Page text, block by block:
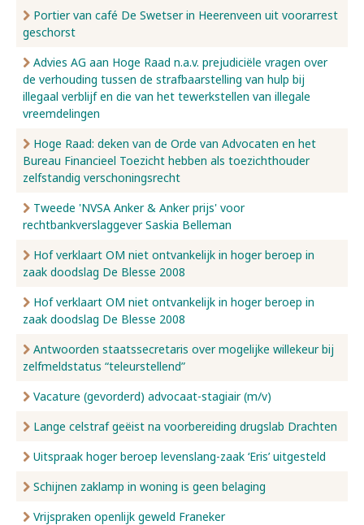
Portier van café De Swetser in Heerenveen uit voorarrest
geschorst
Advies AG aan Hoge Raad n.a.v. prejudiciële vragen over
de verhouding tussen de strafbaarstelling van hulp bij
illegaal verblijf en die van het tewerkstellen van illegale
vreemdelingen
Hoge Raad: deken van de Orde van Advocaten en het
Bureau Financieel Toezicht hebben als toezichthouder
zelfstandig verschoningsrecht
Tweede 'NVSA Anker & Anker prijs' voor
rechtbankverslaggever Saskia Belleman
Hof verklaart OM niet ontvankelijk in hoger beroep in
zaak doodslag De Blesse 2008
Hof verklaart OM niet ontvankelijk in hoger beroep in
zaak doodslag De Blesse 2008
Antwoorden staatssecretaris over mogelijke willekeur bij
zelfmeldstatus “teleurstellend”
Vacature (gevorderd) advocaat-stagiair (m/v)
Lange celstraf geëist na voorbereiding drugslab Drachten
Uitspraak hoger beroep levenslang-zaak ‘Eris’ uitgesteld
Schijnen zaklamp in woning is geen belaging
Vrijspraken openlijk geweld Franeker